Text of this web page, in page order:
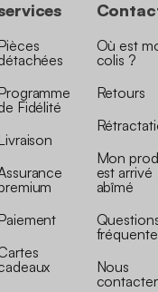
Fidélité
Où est
colis ?
Retours
Mon
est arrivé
abîmé
Nous
contacter